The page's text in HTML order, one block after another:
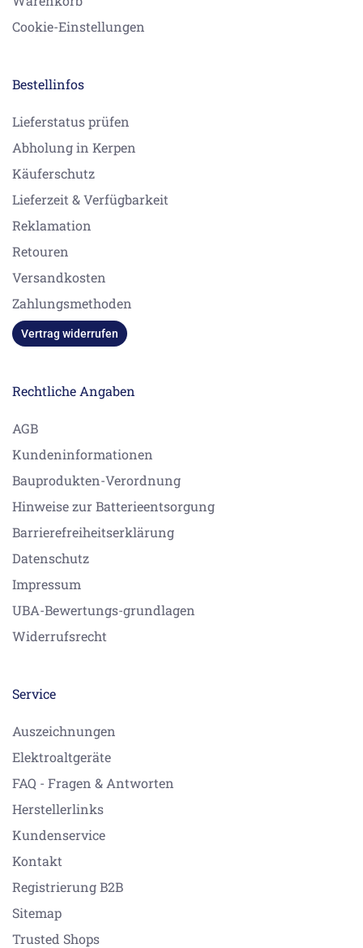
Cookie-Einstellungen
Bestellinfos
Lieferstatus prüfen
Abholung in Kerpen
Käuferschutz
Lieferzeit & Verfügbarkeit
Reklamation
Retouren
Versandkosten
Zahlungsmethoden
Vertrag widerrufen
Rechtliche Angaben
AGB
Kundeninformationen
Bauprodukten-Verordnung
Hinweise zur Batterieentsorgung
Barrierefreiheitserklärung
Datenschutz
Impressum
UBA-Bewertungs-grundlagen
Widerrufsrecht
Service
Auszeichnungen
Elektroaltgeräte
FAQ - Fragen & Antworten
Herstellerlinks
Kundenservice
Kontakt
Registrierung B2B
Sitemap
Trusted Shops